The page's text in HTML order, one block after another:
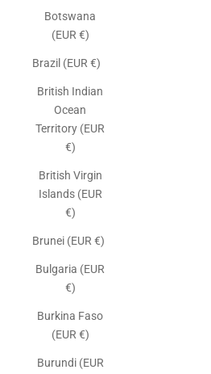
Botswana
(EUR €)
Brazil (EUR €)
British Indian
Ocean
Territory (EUR
€)
British Virgin
Islands (EUR
€)
Brunei (EUR €)
Bulgaria (EUR
€)
Burkina Faso
(EUR €)
Burundi (EUR